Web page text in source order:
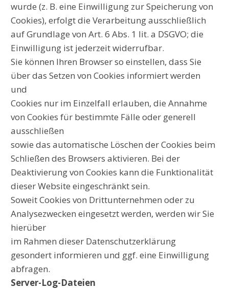
wurde (z. B. eine Einwilligung zur Speicherung von
Cookies), erfolgt die Verarbeitung ausschließlich
auf Grundlage von Art. 6 Abs. 1 lit. a DSGVO; die
Einwilligung ist jederzeit widerrufbar.
Sie können Ihren Browser so einstellen, dass Sie
über das Setzen von Cookies informiert werden
und
Cookies nur im Einzelfall erlauben, die Annahme
von Cookies für bestimmte Fälle oder generell
ausschließen
sowie das automatische Löschen der Cookies beim
Schließen des Browsers aktivieren. Bei der
Deaktivierung von Cookies kann die Funktionalität
dieser Website eingeschränkt sein.
Soweit Cookies von Drittunternehmen oder zu
Analysezwecken eingesetzt werden, werden wir Sie
hierüber
im Rahmen dieser Datenschutzerklärung
gesondert informieren und ggf. eine Einwilligung
abfragen.
Server-Log-Dateien